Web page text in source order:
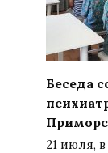
Беседа
21 июля,